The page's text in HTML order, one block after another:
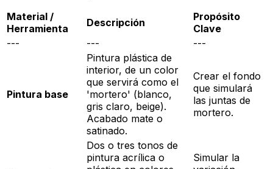
Material /
Herramienta
Descripción
Propósito
Clave
---
--- ---
Pintura base
Pintura plástica de
interior, de un color
que servirá como el
'mortero' (blanco,
gris claro, beige).
Acabado mate o
satinado.
Crear el fondo
que simulará
las juntas de
mortero.
Dos o tres tonos de
pintura acrílica o
Simular la